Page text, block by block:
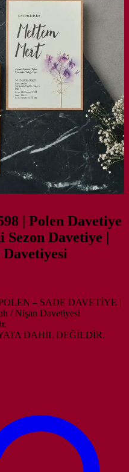
| Polen Davetiye
Sezon Davetiye |
– SADE DAVETİYE |
/ Nişan Davetiyesi
DAHİL DEĞİLDİR.